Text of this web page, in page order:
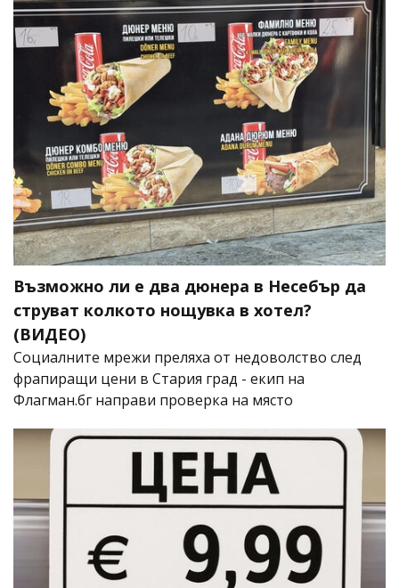
Възможно ли е два дюнера в Несебър да
струват колкото нощувка в хотел?
(ВИДЕО)
Социалните мрежи преляха от недоволство след
фрапиращи цени в Стария град - екип на
Флагман.бг направи проверка на място